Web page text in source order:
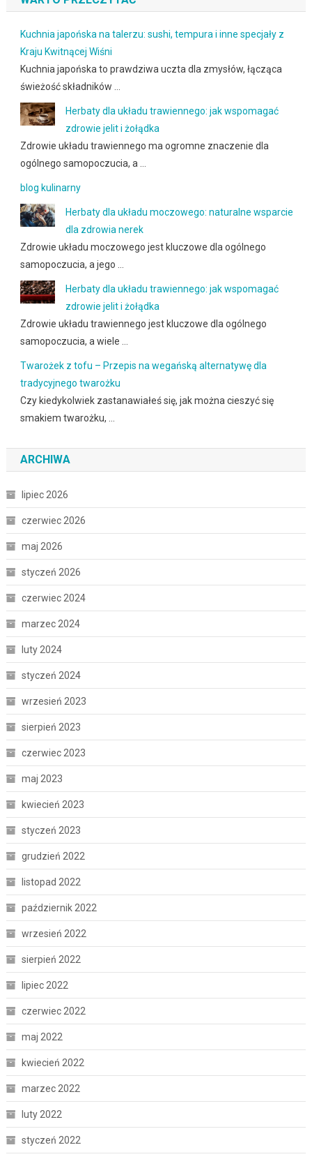
Kuchnia japońska na talerzu: sushi, tempura i inne specjały z
Kraju Kwitnącej Wiśni
Kuchnia japońska to prawdziwa uczta dla zmysłów, łącząca
świeżość składników …
Herbaty dla układu trawiennego: jak wspomagać
zdrowie jelit i żołądka
Zdrowie układu trawiennego ma ogromne znaczenie dla
ogólnego samopoczucia, a …
blog kulinarny
Herbaty dla układu moczowego: naturalne wsparcie
dla zdrowia nerek
Zdrowie układu moczowego jest kluczowe dla ogólnego
samopoczucia, a jego …
Herbaty dla układu trawiennego: jak wspomagać
zdrowie jelit i żołądka
Zdrowie układu trawiennego jest kluczowe dla ogólnego
samopoczucia, a wiele …
Twarożek z tofu – Przepis na wegańską alternatywę dla
tradycyjnego twarożku
Czy kiedykolwiek zastanawiałeś się, jak można cieszyć się
smakiem twarożku, …
ARCHIWA
lipiec 2026
czerwiec 2026
maj 2026
styczeń 2026
czerwiec 2024
marzec 2024
luty 2024
styczeń 2024
wrzesień 2023
sierpień 2023
czerwiec 2023
maj 2023
kwiecień 2023
styczeń 2023
grudzień 2022
listopad 2022
październik 2022
wrzesień 2022
sierpień 2022
lipiec 2022
czerwiec 2022
maj 2022
kwiecień 2022
marzec 2022
luty 2022
styczeń 2022